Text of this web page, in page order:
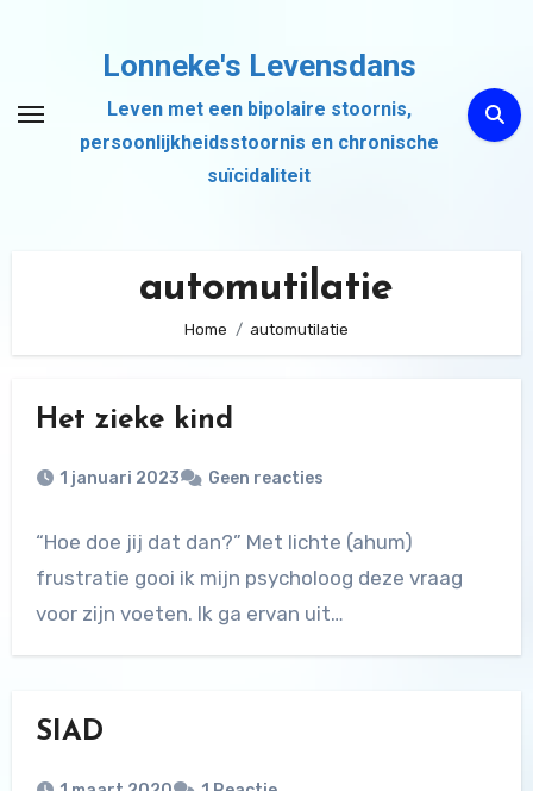
inhoud
Lonneke's Levensdans
Leven met een bipolaire stoornis,
persoonlijkheidsstoornis en chronische
suïcidaliteit
automutilatie
Home automutilatie
Het zieke kind
1 januari 2023 Geen reacties
“Hoe doe jij dat dan?” Met lichte (ahum)
frustratie gooi ik mijn psycholoog deze vraag
voor zijn voeten. Ik ga ervan uit…
SIAD